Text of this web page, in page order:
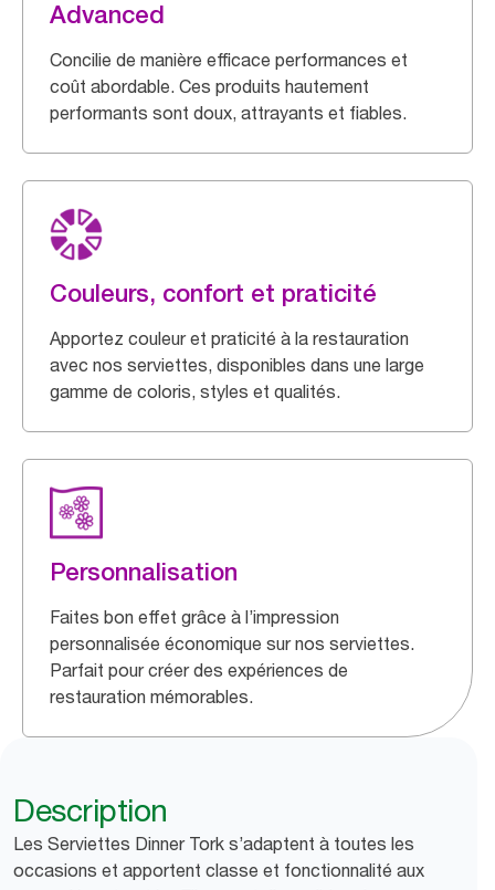
Advanced
Concilie de manière efficace performances et
coût abordable. Ces produits hautement
performants sont doux, attrayants et fiables.
Couleurs, confort et praticité
Apportez couleur et praticité à la restauration
avec nos serviettes, disponibles dans une large
gamme de coloris, styles et qualités.
Personnalisation
Faites bon effet grâce à l’impression
personnalisée économique sur nos serviettes.
Parfait pour créer des expériences de
restauration mémorables.
Description
Les Serviettes Dinner Tork s’adaptent à toutes les
occasions et apportent classe et fonctionnalité aux